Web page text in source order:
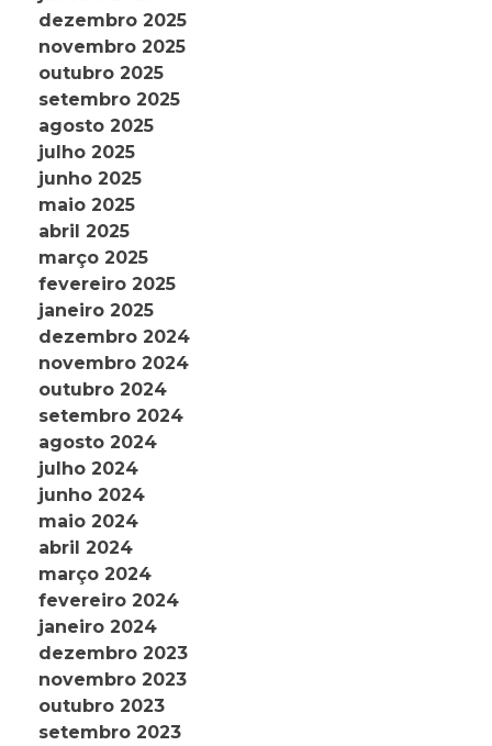
dezembro 2025
novembro 2025
outubro 2025
setembro 2025
agosto 2025
julho 2025
junho 2025
maio 2025
abril 2025
março 2025
fevereiro 2025
janeiro 2025
dezembro 2024
novembro 2024
outubro 2024
setembro 2024
agosto 2024
julho 2024
junho 2024
maio 2024
abril 2024
março 2024
fevereiro 2024
janeiro 2024
dezembro 2023
novembro 2023
outubro 2023
setembro 2023